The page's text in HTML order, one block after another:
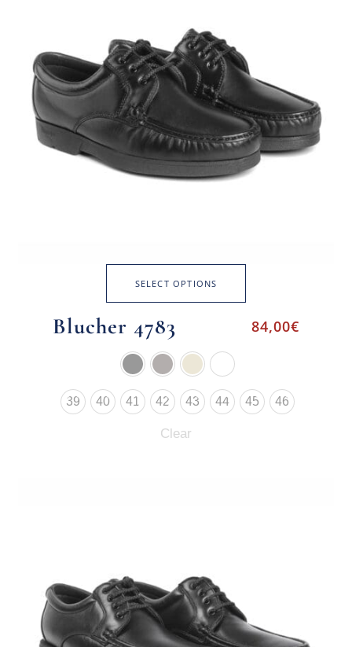
SELECT OPTIONS
Blucher 4783 84,00€
39 40 41 42 43 44 45 46
Clear